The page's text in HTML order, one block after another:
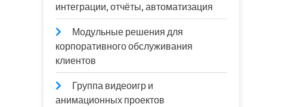
интеграции, отчёты, автоматизация
Модульные решения для
корпоративного обслуживания
клиентов
Группа видеоигр и
анимационных проектов